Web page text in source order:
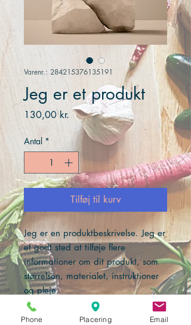
Varenr.: 284215376135191
Jeg er et produkt
130,00 kr. Pris
Antal *
Tilføj til kurv
Jeg er en produktbeskrivelse. Jeg er
et godt sted at tilføje flere
informationer om dit produkt, som
størrelsen, materialet, instruktioner
og pleje.
Phone Placering Email